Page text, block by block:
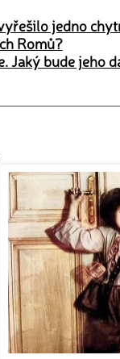
jedno
Romů?
Jaký bude jeho